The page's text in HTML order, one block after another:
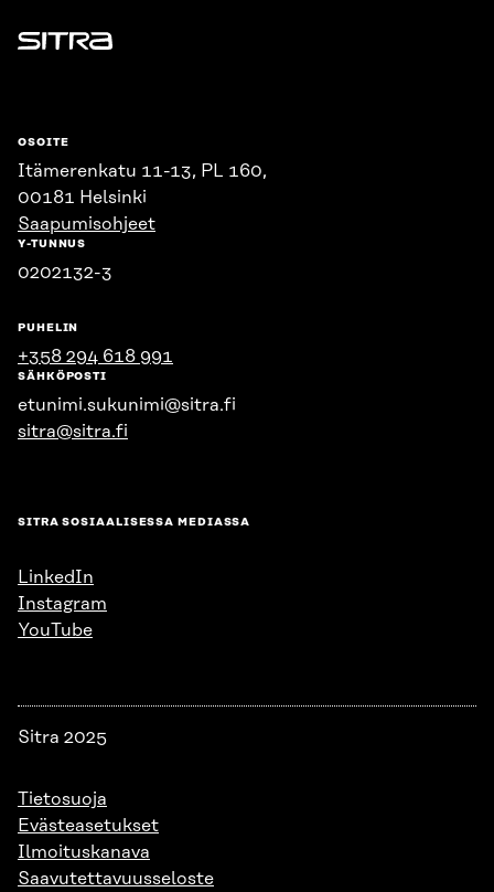
Sitra
OSOITE
Itämerenkatu 11-13, PL 160,
00181 Helsinki
Saapumisohjeet
Y-TUNNUS
0202132-3
PUHELIN
+358 294 618 991
SÄHKÖPOSTI
etunimi.sukunimi@sitra.fi
sitra@sitra.fi
SITRA SOSIAALISESSA MEDIASSA
LinkedIn
Instagram
YouTube
Sitra 2025
Tietosuoja
Evästeasetukset
Ilmoituskanava
Saavutettavuusseloste